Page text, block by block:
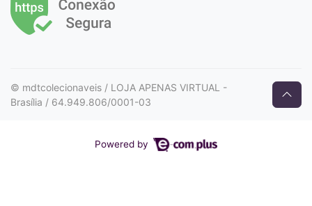
© mdtcolecionaveis / LOJA APENAS VIRTUAL -
Brasília / 64.949.806/0001-03
Powered by